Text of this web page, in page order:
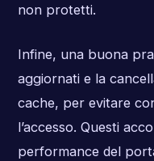
non protetti.
Infine, una buona
aggiornati e la
cache, per evitare
l’accesso. Questi
performance del